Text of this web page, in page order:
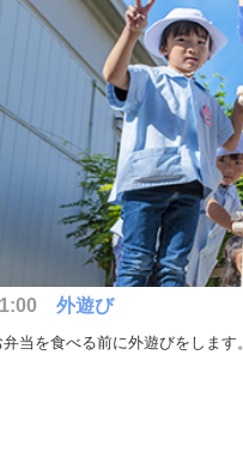
外遊び
弁当を食べる前に外遊びをしま